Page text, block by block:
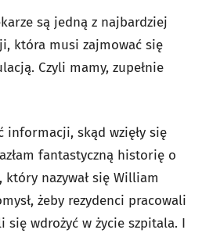
są jedną z najbardziej
która musi zajmować się
Czyli mamy, zupełnie
informacji, skąd wzięły się
fantastyczną historię o
nazywał się William
żeby rezydenci pracowali
się wdrożyć w życie szpitala. I